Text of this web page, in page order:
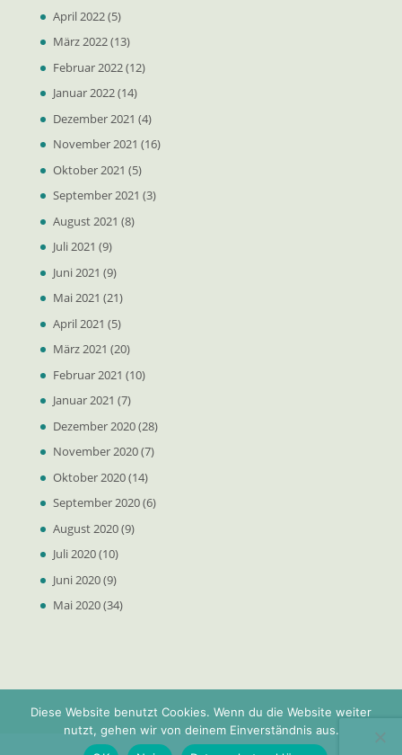
April 2022(5)
März 2022(13)
Februar 2022(12)
Januar 2022(14)
Dezember 2021 (4)
November 2021 (16)
Oktober 2021 (5)
September 2021 (3)
August 2021 (8)
Juli 2021 (9)
Juni 2021 (9)
Mai 2021 (21)
April 2021 (5)
März 2021 (20)
Februar 2021 (10)
Januar 2021 (7)
Dezember 2020(28)
November 2020(7)
Oktober 2020(14)
September 2020(6)
August 2020(9)
Juli 2020(10)
Juni 2020(9)
Mai 2020(34)
Diese Website benutzt Cookies. Wenn du die Website weiter
nutzt, gehen wir von deinem Einverständnis aus.